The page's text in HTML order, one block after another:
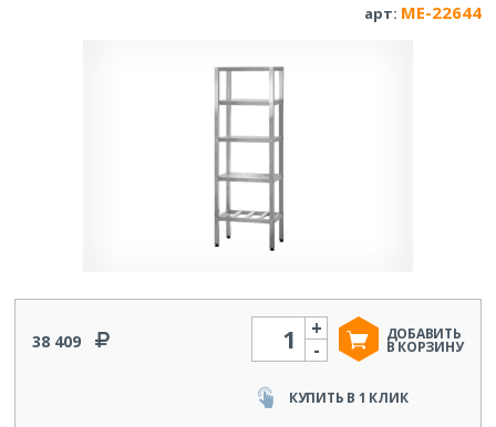
арт: ME-22644
38 409
Количество
-
+ ДОБАВИТЬ
В КОРЗИНУ
КУПИТЬ В 1 КЛИК